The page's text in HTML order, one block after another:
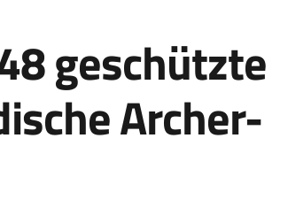
geschützte
Archer-